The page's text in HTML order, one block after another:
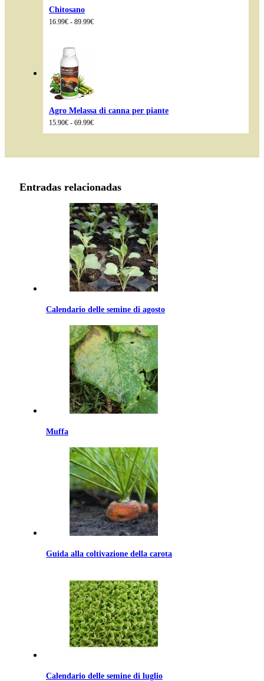
Chitosano
16.99€ - 89.99€Fascia
Agro Melassa di canna per piante
15.90€ - 69.99€Fascia
15.90€
Entradas relacionadas
Calendario delle semine di agosto
Muffa
Guida alla coltivazione della carota
Calendario delle semine di luglio